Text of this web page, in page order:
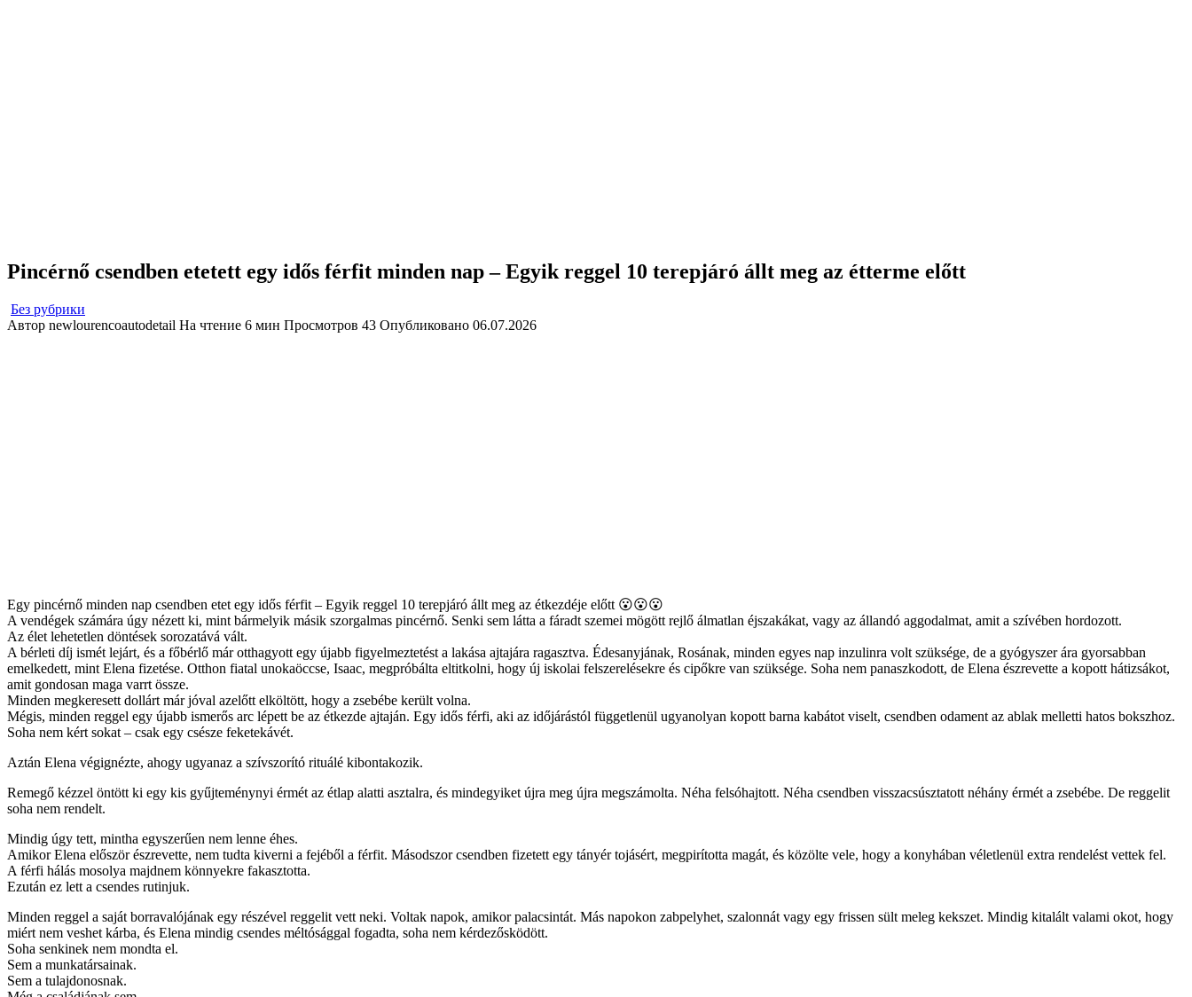
Pincérnő csendben etetett egy idős férfit minden nap – Egyik reggel 10 terepjáró állt meg az étterme előtt
Без рубрики
Автор newlourencoautodetail На чтение 6 мин Просмотров 43 Опубликовано 06.07.2026
Egy pincérnő minden nap csendben etet egy idős férfit – Egyik reggel 10 terepjáró állt meg az étkezdéje előtt 😮😮😮
A vendégek számára úgy nézett ki, mint bármelyik másik szorgalmas pincérnő. Senki sem látta a fáradt szemei ​​mögött rejlő álmatlan éjszakákat, vagy az állandó aggodalmat, amit a szívében hordozott.
Az élet lehetetlen döntések sorozatává vált.
A bérleti díj ismét lejárt, és a főbérlő már otthagyott egy újabb figyelmeztetést a lakása ajtajára ragasztva. Édesanyjának, Rosának, minden egyes nap inzulinra volt szüksége, de a gyógyszer ára gyorsabban
emelkedett, mint Elena fizetése. Otthon fiatal unokaöccse, Isaac, megpróbálta eltitkolni, hogy új iskolai felszerelésekre és cipőkre van szüksége. Soha nem panaszkodott, de Elena észrevette a kopott hátizsákot,
amit gondosan maga varrt össze.
Minden megkeresett dollárt már jóval azelőtt elköltött, hogy a zsebébe került volna.
Mégis, minden reggel egy újabb ismerős arc lépett be az étkezde ajtaján. Egy idős férfi, aki az időjárástól függetlenül ugyanolyan kopott barna kabátot viselt, csendben odament az ablak melletti hatos bokszhoz.
Soha nem kért sokat – csak egy csésze feketekávét.
Aztán Elena végignézte, ahogy ugyanaz a szívszorító rituálé kibontakozik.
Remegő kézzel öntött ki egy kis gyűjteménynyi érmét az étlap alatti asztalra, és mindegyiket újra meg újra megszámolta. Néha felsóhajtott. Néha csendben visszacsúsztatott néhány érmét a zsebébe. De reggelit
soha nem rendelt.
Mindig úgy tett, mintha egyszerűen nem lenne éhes.
Amikor Elena először észrevette, nem tudta kiverni a fejéből a férfit. Másodszor csendben fizetett egy tányér tojásért, megpirította magát, és közölte vele, hogy a konyhában véletlenül extra rendelést vettek fel.
A férfi hálás mosolya majdnem könnyekre fakasztotta.
Ezután ez lett a csendes rutinjuk.
Minden reggel a saját borravalójának egy részével reggelit vett neki. Voltak napok, amikor palacsintát. Más napokon zabpelyhet, szalonnát vagy egy frissen sült meleg kekszet. Mindig kitalált valami okot, hogy
miért nem veshet kárba, és Elena mindig csendes méltósággal fogadta, soha nem kérdezősködött.
Soha senkinek nem mondta el.
Sem a munkatársainak.
Sem a tulajdonosnak.